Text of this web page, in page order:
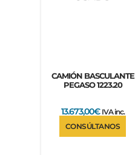
CAMIÓN BASCULANTE
PEGASO 1223.20
13.673,00€ IVA inc.
CONSÚLTANOS